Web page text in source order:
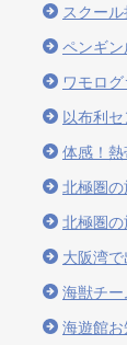
スクール
ペンギ
ワモロ
以布利
体感！
北極圏
北極圏
大阪湾
海獣チ
海遊館